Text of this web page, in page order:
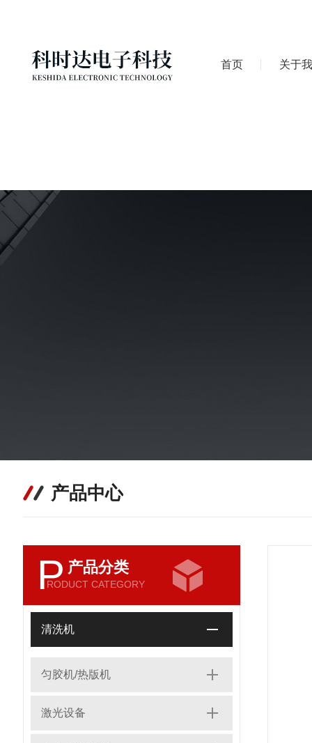
首页 关于
产品中心
P 产品分类
RODUCT CATEGORY
清洗机
匀胶机/热版机
激光设备